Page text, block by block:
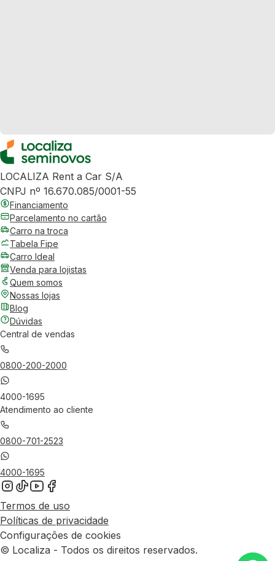
LOCALIZA Rent a Car S/A
CNPJ nº 16.670.085/0001-55
Financiamento
Parcelamento no cartão
Carro na troca
Tabela Fipe
Carro Ideal
Venda para lojistas
Quem somos
Nossas lojas
Blog
Dúvidas
Central de vendas
0800-200-2000
4000-1695
Atendimento ao cliente
0800-701-2523
4000-1695
Termos de uso
Políticas de privacidade
Configurações de cookies
© Localiza - Todos os direitos reservados.